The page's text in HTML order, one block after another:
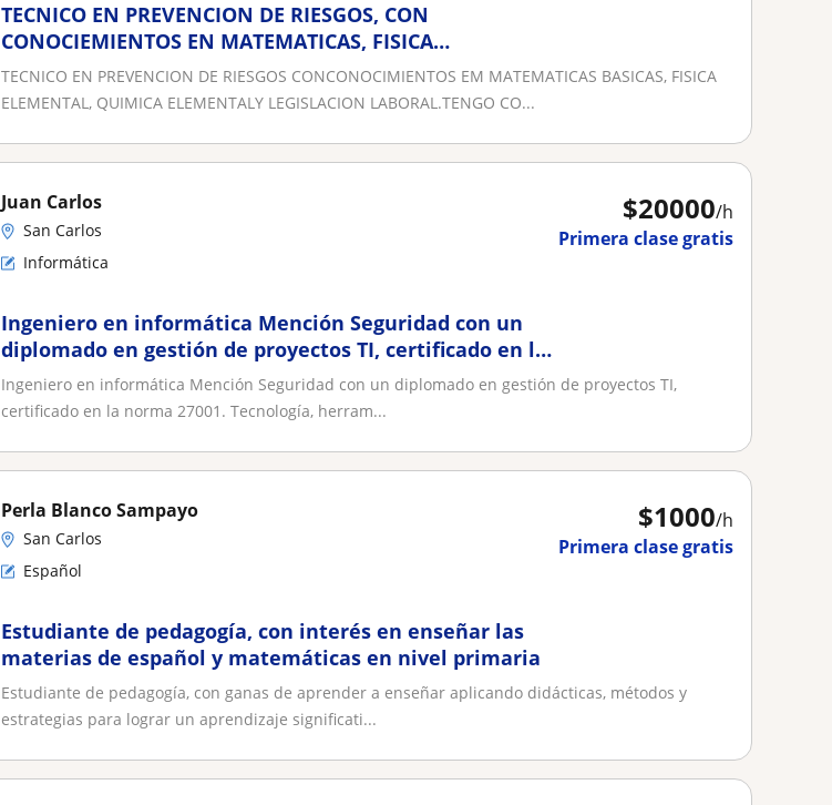
TECNICO EN PREVENCION DE RIESGOS, CON
CONOCIEMIENTOS EN MATEMATICAS, FISICA
ELEMENTAL, QUIMICA ELEMENTAL, QUIMICA
TECNICO EN PREVENCION DE RIESGOS CONCONOCIMIENTOS EM MATEMATICAS BASICAS, FISICA
ELEMENTAL, QUIMICA ELEMENTALY LEGISLACION LABORAL.TENGO CO...
$20000/h
Primera clase gratis
Juan Carlos
San Carlos
Informática
Ingeniero en informática Mención Seguridad con un
diplomado en gestión de proyectos TI, certificado en la
norma 27001
Ingeniero en informática Mención Seguridad con un diplomado en gestión de proyectos TI,
certificado en la norma 27001. Tecnología, herram...
$1000/h
Primera clase gratis
Perla Blanco Sampayo
San Carlos
Español
Estudiante de pedagogía, con interés en enseñar las
materias de español y matemáticas en nivel primaria
Estudiante de pedagogía, con ganas de aprender a enseñar aplicando didácticas, métodos y
estrategias para lograr un aprendizaje significati...